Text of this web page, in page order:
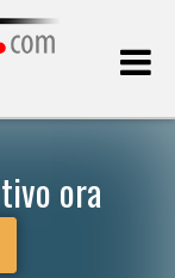
ora